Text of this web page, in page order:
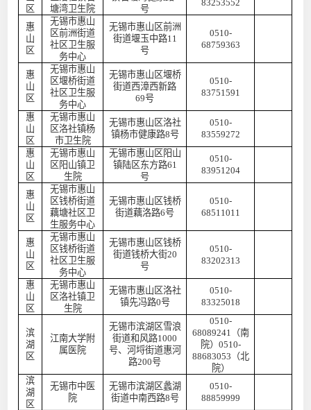
区
塘湾卫生院
号
83253552
惠
山
区
无锡市惠山
区前洲街道
社区卫生服
务中心
无锡市惠山区前洲
街道堰玉中路11
号
0510-
68759363
惠
山
区
无锡市惠山
区堰桥街道
社区卫生服
务中心
无锡市惠山区堰桥
街道西漳西新路
69号
0510-
83751591
惠
山
区
无锡市惠山
区洛社镇杨
市卫生院
无锡市惠山区洛社
镇杨市健康路8号
0510-
83559272
惠
山
区
无锡市惠山
区阳山镇卫
生院
无锡市惠山区阳山
镇陆区东方路61
号
0510-
83951204
惠
山
区
无锡市惠山
区钱桥街道
藕塘社区卫
生服务中心
无锡市惠山区钱桥
街道藕洛路6号
0510-
68511011
惠
山
区
无锡市惠山
区钱桥街道
社区卫生服
务中心
无锡市惠山区钱桥
街道钱桥大街20
号
0510-
83202313
惠
山
区
无锡市惠山
区洛社镇卫
生院
无锡市惠山区洛社
镇先冯路0号
0510-
83325018
滨
湖
区
江南大学附
属医院
无锡市滨湖区雪浪
街道和风路1000
号、河埒街道惠河
路200号
0510-
68089241（南
院）0510-
88683053（北
院）
滨
湖
区
无锡市中医
院
无锡市滨湖区蠡湖
街道中南西路8号
0510-
88859999